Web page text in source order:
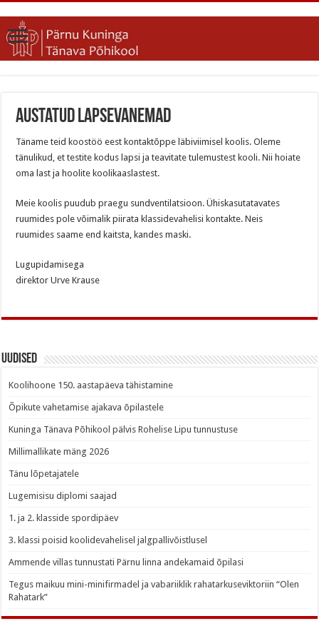
Austatud lapsevanemad
Täname teid koostöö eest kontaktõppe läbiviimisel koolis. Oleme
tänulikud, et testite kodus lapsi ja teavitate tulemustest kooli. Nii hoiate
oma last ja hoolite koolikaaslastest.
Meie koolis puudub praegu sundventilatsioon. Ühiskasutatavates
ruumides pole võimalik piirata klassidevahelisi kontakte. Neis
ruumides saame end kaitsta, kandes maski.
Lugupidamisega
direktor Urve Krause
Uudised
Koolihoone 150. aastapäeva tähistamine
Õpikute vahetamise ajakava õpilastele
Kuninga Tänava Põhikool pälvis Rohelise Lipu tunnustuse
Millimallikate mäng 2026
Tänu lõpetajatele
Lugemisisu diplomi saajad
1. ja 2. klasside spordipäev
3. klassi poisid koolidevahelisel jalgpallivõistlusel
Ammende villas tunnustati Pärnu linna andekamaid õpilasi
Tegus maikuu mini-minifirmadel ja vabariiklik rahatarkuseviktoriin “Olen
Rahatark”